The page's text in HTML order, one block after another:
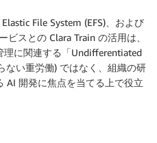
File System (EFS)、および
スとの Clara Train の活用は、
理に関連する「Undifferentiated
ない重労働) ではなく、組織の研
AI 開発に焦点を当てる上で役立